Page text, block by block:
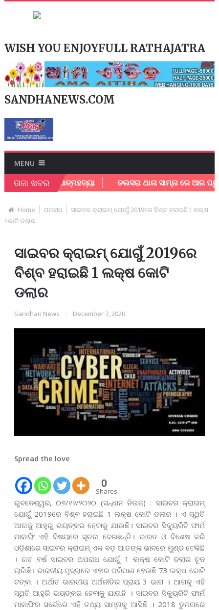
WISH YOU ENJOYFULL RATHAJATRA
SANDHANEWS.COM
MENU
ତାଜା ଖବର
ଛାତ୍ରୀ ଙ୍କ ଆତ୍ମହତ୍ୟା ତଲସରା ଥାନା ସାମ୍ନା ରେ ଆଗ ପଟୁ
Home ଅପରାଧ
ସାଇବର କ୍ରାଇମ୍ ଯୋଗୁଁ 2019ରେ ବିଶ୍ବ ହରାଇଛି 1 ଲକ୍ଷ
କୋଟି ଡଲାର
ସାଇବର କ୍ରାଇମ୍ ଯୋଗୁଁ 2019ରେ
ବିଶ୍ବ ହରାଇଛି 1 ଲକ୍ଷ କୋଟି
ଡଲାର
Sandhan News December 7, 2020
Spread the love
0
Shares
ଭୁବନେଶ୍ୱର, ୦୭/୧୨/୨୦୨୦ (ସନ୍ଧାନ ନିଉଜ) : ସାଇବର କ୍ରାଇମ୍
ଯୋଗୁଁ 2019ରେ ବିଶ୍ବ ହରାଇଛି 1 ଲକ୍ଷ କୋଟି ଡଲାର । ଏ ସ୍ଥିତି
ଆଗକୁ ଆହୁରୁ ଭୟଙ୍କର ହେବାକୁ ଯାଉଛି। ସାଇବର ସିକ୍ୟୁରିଟି ଫାର୍ମ
ମାକାଫି ଏହି ବିଷୟରେ ସୂଚନା ଦେଇଛନ୍ତି। ଭାରତ ଓ ବିଶେଷ କରି
ଓଡ଼ିଶାରେ ସାଇବର କ୍ରାଇମ୍ ଏକ ବଡ଼ ଆତଙ୍କ ଭାବରେ ମୁଣ୍ଡ ଟେକିଛି
। ଗତ ବର୍ଷ ସାଇବର ଅପରାଧ ଯୋଗୁଁ 1 ଲକ୍ଷ କୋଟି ଡଲାର ଚୂନ
ଲାଗିଛି। ଭାରତୀୟ ମୁଦ୍ରାରେ ଏହାର ପରିମାଣ ହେଉଛି 73 ଲକ୍ଷ କୋଟି
ଟଙ୍କା । ଅର୍ଥାତ ଭାରତୀୟ ଅର୍ଥନୀତିର ପ୍ରାୟ 3 ଭାଗ । ଆଗକୁ ଏହି
ସ୍ଥିତି ଆହୁରି ଭୟଙ୍କର ହେବାକୁ ଯାଉଛି । ସାଇବର ସିକ୍ୟୁରିଟି ଫାର୍ମ
ମାକାଫିର ସର୍ଭେରେ ଏହି ତଥ୍ୟ ସାମ୍ନାକୁ ଆସିଛି । 2018 ତୁଳନାରେ